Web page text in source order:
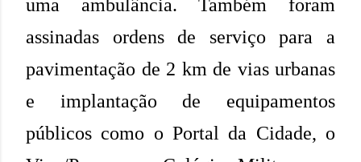
uma ambulância. Também foram
assinadas ordens de serviço para a
pavimentação de 2 km de vias urbanas
e implantação de equipamentos
públicos como o Portal da Cidade, o